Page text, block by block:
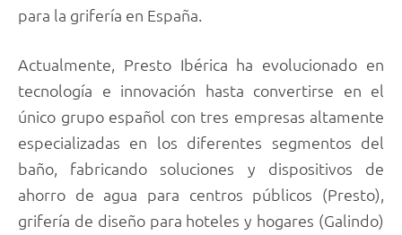
para la grifería en España.
Actualmente, Presto Ibérica ha evolucionado en
tecnología e innovación hasta convertirse en el
único grupo español con tres empresas altamente
especializadas en los diferentes segmentos del
baño, fabricando soluciones y dispositivos de
ahorro de agua para centros públicos (Presto),
grifería de diseño para hoteles y hogares (Galindo)